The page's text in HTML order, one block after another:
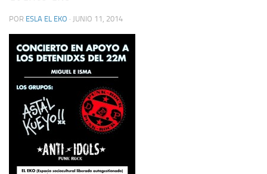
POR ESLA EL EKO · JUNIO 11, 2014